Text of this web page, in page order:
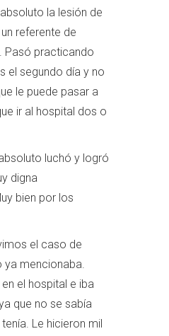
la lesión de
referente de
Pasó practicando
el segundo día y no
le puede pasar a
ir al hospital dos o
luchó y logró
digna
bien por los
el caso de
ya mencionaba.
el hospital e iba
que no se sabía
Le hicieron mil